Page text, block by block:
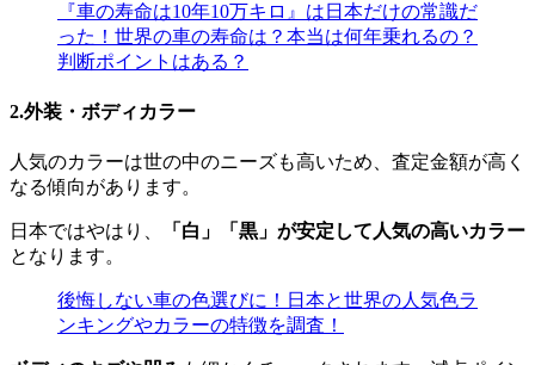
『車の寿命は10年10万キロ』は日本だけの常識だ
った！世界の車の寿命は？本当は何年乗れるの？
判断ポイントはある？
2.外装・ボディカラー
人気のカラーは世の中のニーズも高いため、査定金額が高く
なる傾向があります。
日本ではやはり、
「白」「黒」が安定して人気の高いカラー
となります。
後悔しない車の色選びに！日本と世界の人気色ラ
ンキングやカラーの特徴を調査！